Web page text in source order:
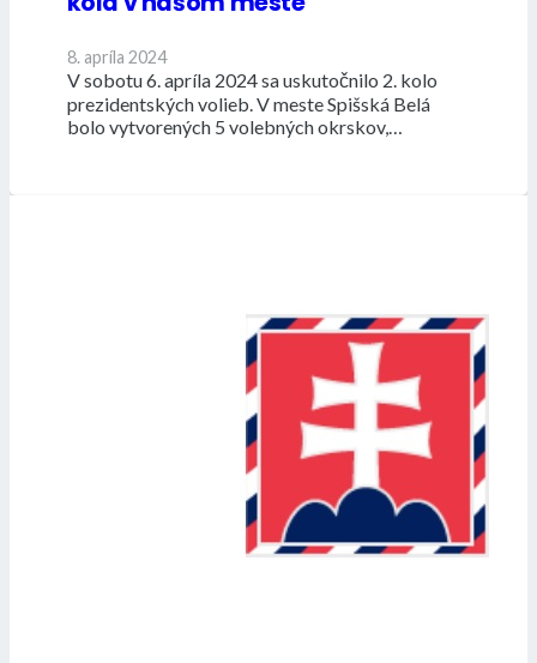
8. apríla 2024
V sobotu 6. apríla 2024 sa uskutočnilo 2. kolo
prezidentských volieb. V meste Spišská Belá
bolo vytvorených 5 volebných okrskov,…